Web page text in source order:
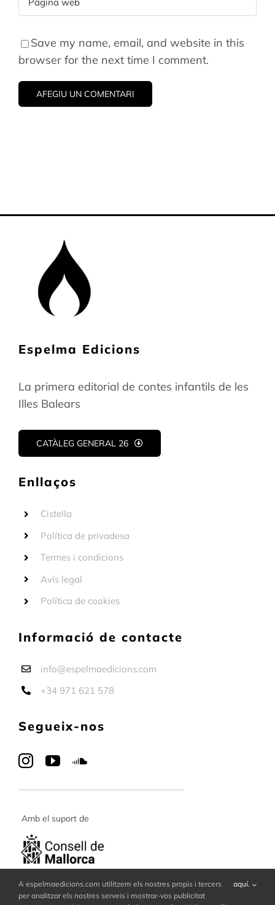
Save my name, email, and website in this
browser for the next time I comment.
Espelma Edicions
La primera editorial de contes infantils de les
Illes Balears
CATÀLEG GENERAL 26
Enllaços
Cistella
Política de privadesa
Termes i condicions
Avís legal
Política de cookies
Informació de contacte
info@espelmaedicions.com
+34 971 621 578
Segueix-nos
Amb el suport de
A espelmaedicions.com utilitzem els nostres propis i tercers
per analitzar els nostres serveis i mostrar-vos publicitat
aquí.